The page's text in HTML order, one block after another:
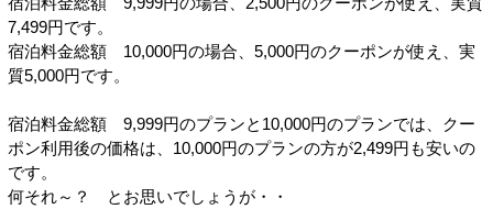
7,499円です。
宿泊料金総額 10,000円の場合、5,000円のクーポンが使え、実
質5,000円です。
宿泊料金総額 9,999円のプランと10,000円のプランでは、クー
ポン利用後の価格は、10,000円のプランの方が2,499円も安いの
です。
何それ～？ とお思いでしょうが・・